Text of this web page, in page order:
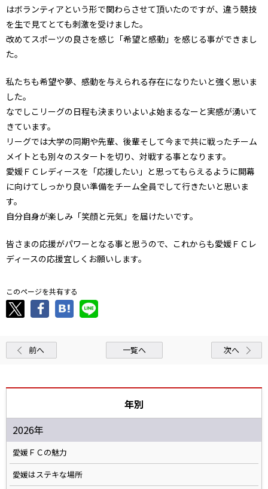
はボランティアという形で関わらさせて頂いたのですが、違う競技
を生で見てとても刺激を受けました。
改めてスポーツの良さを感じ「希望と感動」を感じる事ができまし
た。
私たちも希望や夢、感動を与えられる存在になりたいと強く思いま
した。
なでしこリーグの日程も決まりいよいよ始まるなーと実感が湧いて
きています。
リーグでは大学の同期や先輩、後輩そして今まで共に戦ったチーム
メイトとも別々のスタートを切り、対戦する事となります。
愛媛ＦＣレディースを「応援したい」と思ってもらえるように開幕
に向けてしっかり良い準備をチーム全員でして行きたいと思いま
す。
自分自身が楽しみ「笑顔と元気」を届けたいです。
皆さまの応援がパワーとなる事と思うので、これからも愛媛ＦＣレ
ディースの応援宜しくお願いします。
このページを共有する
前へ 一覧へ 次へ
年別
2026年
愛媛ＦＣの魅力
愛媛はステキな場所